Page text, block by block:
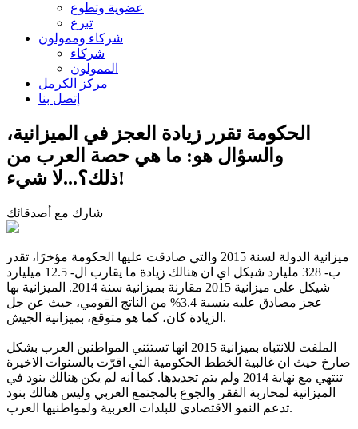
عضوية وتطوع
تبرع
شركاء وممولون
شركاء
الممولون
مركز الكرمل
إتصل بنا
الحكومة تقرر زيادة العجز في الميزانية،
والسؤال هو: ما هي حصة العرب من
ذلك؟...لا شيء!
شارك مع أصدقائك
ميزانية الدولة لسنة 2015 والتي صادقت عليها الحكومة مؤخرًا، تقدر
ب- 328 مليارد شيكل اي ان هنالك زيادة ما يقارب ال- 12.5 ميليارد
شيكل على ميزانية 2015 مقارنة بميزانية سنة 2014. الميزانية بها
عجز مصادق عليه بنسبة 3.4% من الناتج القومي، حيث عن جل
الزيادة كان، كما هو متوقع، بميزانية الجيش.
الملفت للانتباه بميزانية 2015 انها تستثني المواطنين العرب بشكل
صارخ حيث ان غالبية الخطط الحكومية التي اقرّت بالسنوات الاخيرة
تنتهي مع نهاية 2014 ولم يتم تجديدها. كما انه لم يكن هنالك بنود في
الميزانية لمحاربة الفقر والجوع بالمجتمع العربي وليس هنالك بنود
تدعم النمو الاقتصادي للبلدات العربية ولمواطنيها العرب.